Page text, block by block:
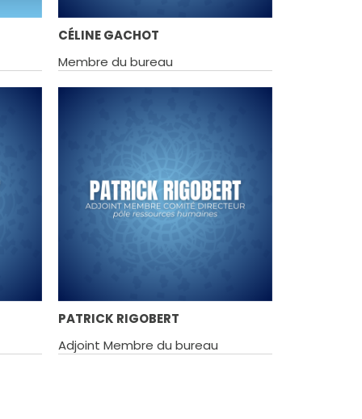
CÉLINE GACHOT
Membre du bureau
PATRICK RIGOBERT
Adjoint Membre du bureau